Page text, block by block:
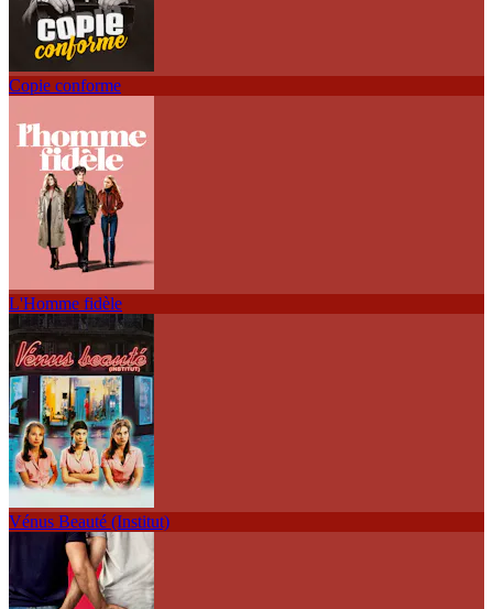
Copie conforme
L'Homme fidèle
Vénus Beauté (Institut)